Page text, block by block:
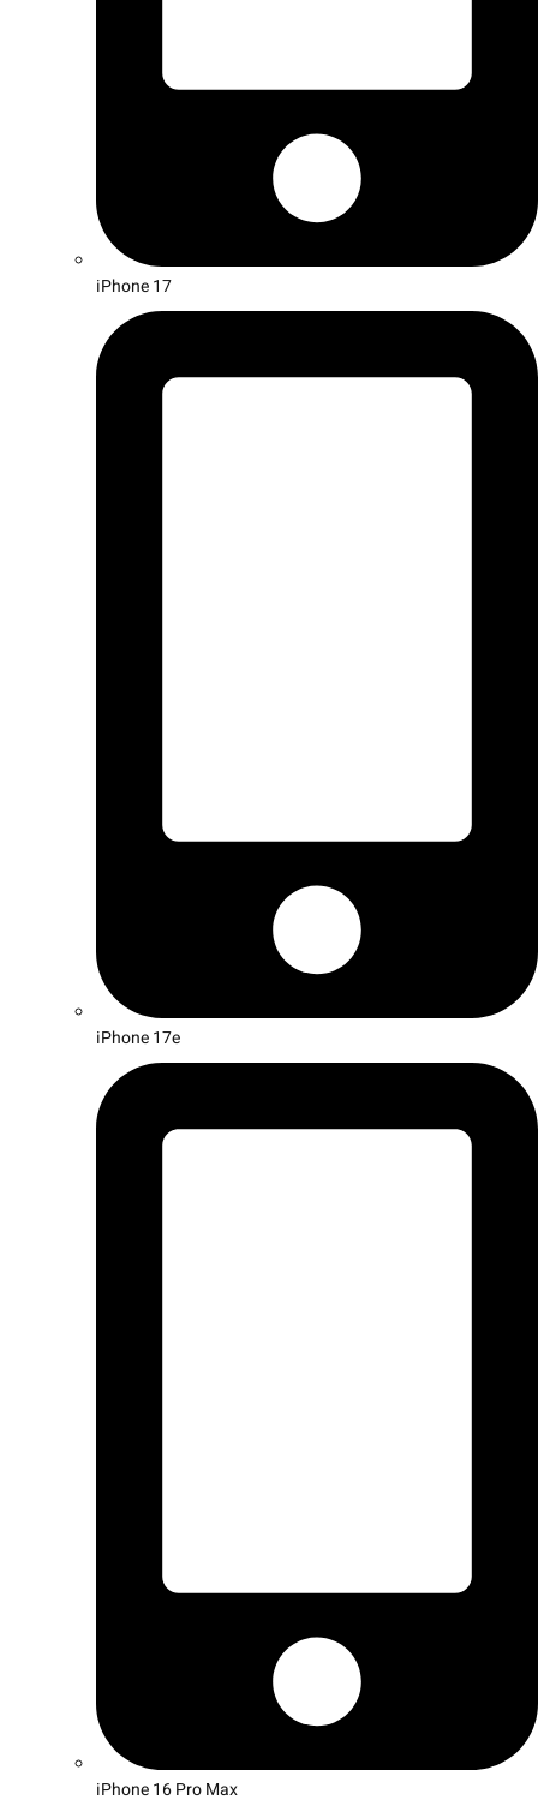
iPhone 17
iPhone 17e
iPhone 16 Pro Max